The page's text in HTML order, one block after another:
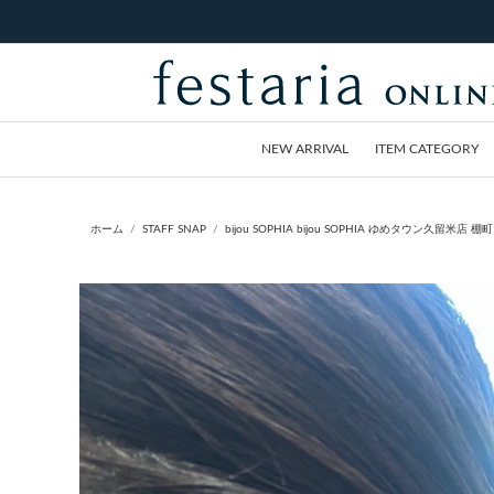
NEW ARRIVAL ITEM CATEGORY
ホーム STAFF SNAP bijou SOPHIA bijou SOPHIA ゆめタウン久留米店 棚